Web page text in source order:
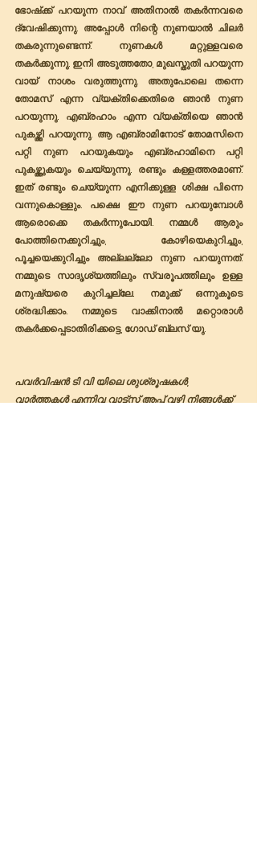
ഭോഷ്‌ക്ക്‌ പറയുന്ന നാവ് അതിനാൽ തകർന്നവരെ
ദ്വേഷിക്കുന്നു. അപ്പോൾ നിന്റെ നുണയാൽ ചിലർ
തകരുന്നുണ്ടെന്ന്. നുണകൾ മറ്റുള്ളവരെ
തകർക്കുന്നു. ഇനി അടുത്തതോ, മുഖസ്തുതി പറയുന്ന
വായ് നാശം വരുത്തുന്നു. അതുപോലെ തന്നെ
തോമസ് എന്ന വ്യക്തിക്കെതിരെ ഞാൻ നുണ
പറയുന്നു. എബ്രഹാം എന്ന വ്യക്തിയെ ഞാൻ
പുകഴ്ത്തി പറയുന്നു. ആ എബ്രാമിനോട് തോമസിനെ
പറ്റി നുണ പറയുകയും എബ്രഹാമിനെ പറ്റി
പുകഴ്ത്തുകയും ചെയ്യുന്നു. രണ്ടും കള്ളത്തരമാണ്.
ഇത് രണ്ടും ചെയ്യുന്ന എനിക്കുള്ള ശിക്ഷ പിന്നെ
വന്നുകൊള്ളും. പക്ഷെ ഈ നുണ പറയുമ്പോൾ
ആരൊക്കെ തകർന്നുപോയി. നമ്മൾ ആരും
പോത്തിനെക്കുറിച്ചും, കോഴിയെകുറിച്ചും,
പൂച്ചയെക്കുറിച്ചും അല്ലല്ലോ നുണ പറയുന്നത്.
നമ്മുടെ സാദൃശ്യത്തിലും സ്വരൂപത്തിലും ഉള്ള
മനുഷ്യരെ കുറിച്ചല്ലേ. നമുക്ക് ഒന്നുകൂടെ
ശ്രദ്ധിക്കാം. നമ്മുടെ വാക്കിനാൽ മറ്റൊരാൾ
തകർക്കപ്പെടാതിരിക്കട്ടെ, ഗോഡ് ബ്ലസ് യു.
പവർവിഷൻ ടി വി യിലെ ശുശ്രൂഷകൾ,
വാർത്തകൾ എന്നിവ വാട്ട്‌സ് ആപ്പ് വഴി നിങ്ങൾക്ക്